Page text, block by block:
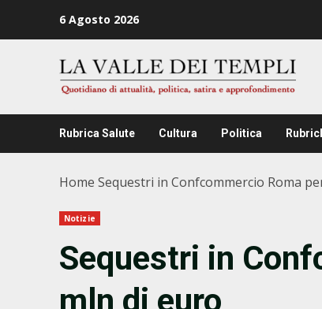
6 Agosto 2026
Rubrica Salute Cultura Politica
Home Sequestri in Confcommercio Roma
Notizie
Sequestri in
mln di euro